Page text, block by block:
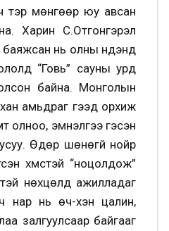
тэр мөнгөөр юу авсан
Харин С.Отгонгэрэл
баяжсан нь олны нүдэнд
“Говь” сауны урд
байна. Монголын
амьдраг гээд орхиж
олноо, эмнэлгээ гэсэн
Өдөр шөнөгүй нойр
хүмүүстэй “ноцолдож”
нөхцөлд ажилладаг
нар нь өчүү-хэн цалин,
залгуулсаар байгааг